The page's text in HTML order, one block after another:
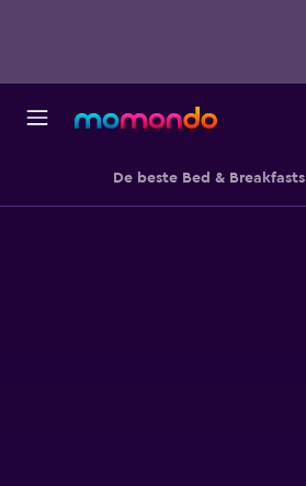
De beste Bed & Breakfasts